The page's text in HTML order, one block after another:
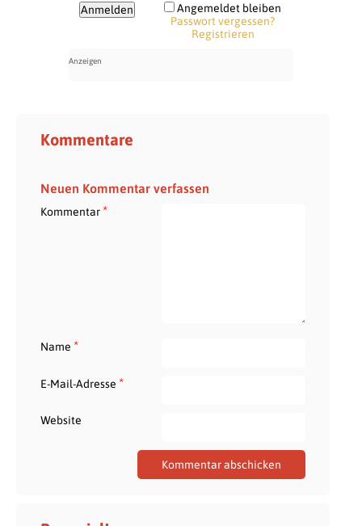
Angemeldet bleiben
Passwort vergessen?
Registrieren
Kommentare
Neuen Kommentar verfassen
Kommentar*
Name *
E-Mail-Adresse *
Website